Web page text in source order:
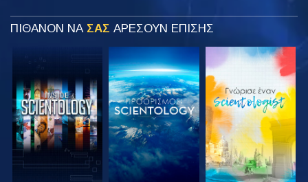
ΠΙΘΑΝΟΝ ΝΑ ΣΑΣ ΑΡΕΣΟΥΝ ΕΠΙΣΗΣ